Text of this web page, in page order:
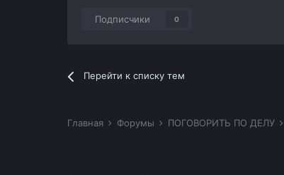
Подписчики 0
Перейти к списку тем
Главная Форумы ПОГОВОРИТЬ ПО ДЕЛУ